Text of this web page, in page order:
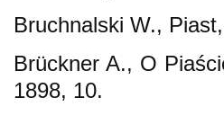
Bruchnalski W.,
Brückner A., O
1898, 10.